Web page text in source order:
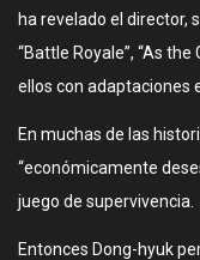
ha revelado el director,
“Battle Royale”, “As the
ellos con adaptaciones
En muchas de las
“económicamente
juego de supervivencia.
Entonces Dong-hyuk